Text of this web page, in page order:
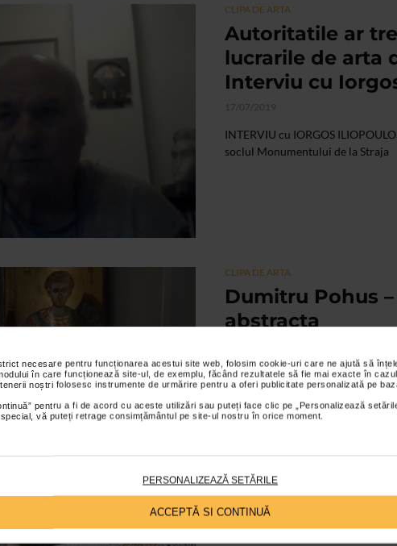
necesare pentru funcționarea acestui site web, folosim cookie-uri care ne ajută să
în care funcționează site-ul, de exemplu, făcând rezultatele să fie mai exacte în
noștri folosesc instrumente de urmărire pentru a oferi publicitate personalizată pe
pentru a fi de acord cu aceste utilizări sau puteți face clic pe „Personalizează
vă puteți retrage consimțământul pe site-ul nostru în orice moment.
PERSONALIZEAZĂ SETĂRILE
ACCEPTĂ SI CONTINUĂ
CLIPA DE ARTA
Autoritatile ar
lucrarile de arta
Interviu cu
17/07/2019
INTERVIU cu IORGOS
soclul Monumentului de la Straja
CLIPA DE ARTA
Dumitru Pohus
abstracta
INTERVIU CU DUMITRU
Eu lucram la Comitetul Central la
scop sa ma ocup de...